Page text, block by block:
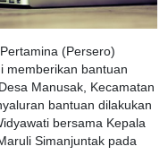
(Persero)
memberikan bantuan
Manusak, Kecamatan
bantuan dilakukan
bersama Kepala
Simanjuntak pada